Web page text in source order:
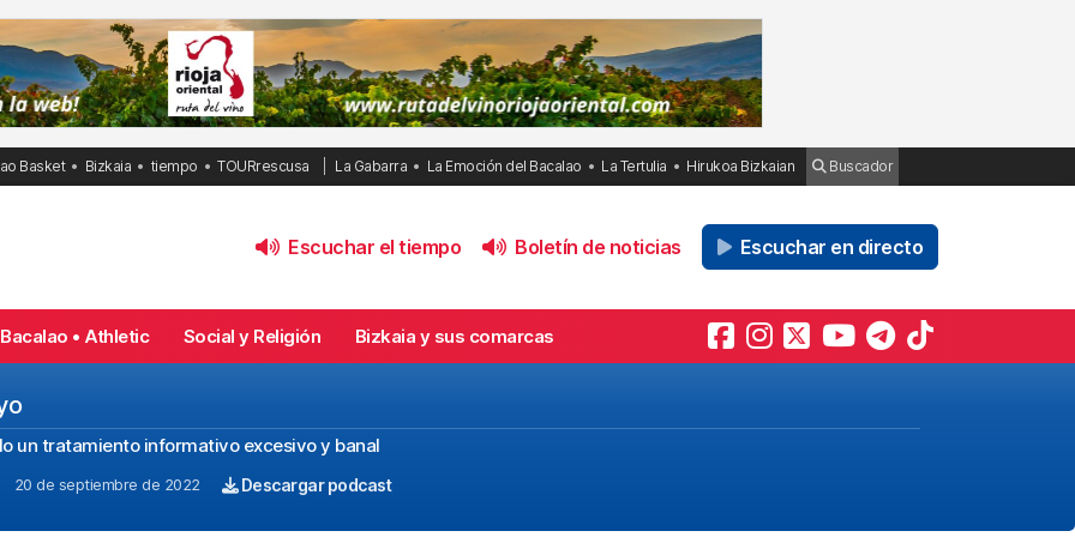
Basket Bizkaia tiempo TOURrescusa La Gabarra La Emoción del Bacalao La Tertulia Hirukoa Bizkaian Buscador
Escuchar el tiempo Boletín de noticias Escuchar en directo
Bacalao • Athletic Social y Religión Bizkaia y sus comarcas
un tratamiento informativo excesivo y banal
20 de septiembre de 2022 Descargar podcast